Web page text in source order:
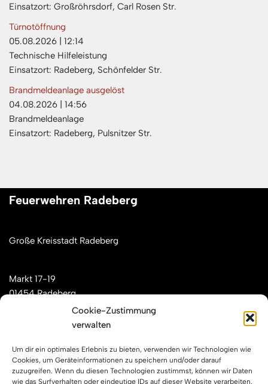
Cookie-Zustimmung
verwalten
Um dir ein optimales Erlebnis zu bieten, verwenden wir Technologien wie
Cookies, um Geräteinformationen zu speichern und/oder darauf
zuzugreifen. Wenn du diesen Technologien zustimmst, können wir Daten
wie das Surfverhalten oder eindeutige IDs auf dieser Website verarbeiten.
Einsatzort: Großröhrsdorf, Carl Rosen Str.
Türnotöffnung
05.08.2026
12:14
Technische Hilfeleistung
Einsatzort: Radeberg, Schönfelder Str.
Brandmeldeanlage ausgelöst
04.08.2026
14:56
Brandmeldeanlage
Einsatzort: Radeberg, Pulsnitzer Str.
Feuerwehren Radeberg
Große Kreisstadt Radeberg
Markt 17-19
01454 Radeberg
Mail: kontakt[at]feuerwehren-radeberg.de
Feuerwehren Radeberg im Internet